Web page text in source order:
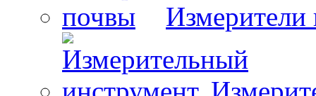
Измерители